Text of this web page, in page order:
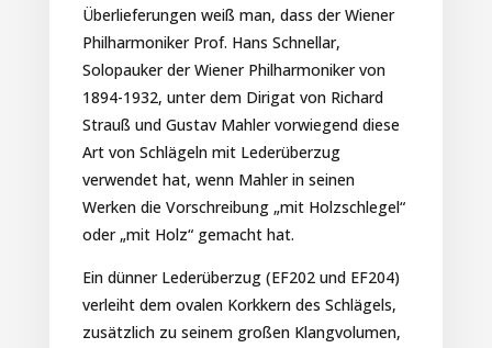
Überlieferungen weiß man, dass der Wiener
Philharmoniker Prof. Hans Schnellar,
Solopauker der Wiener Philharmoniker von
1894-1932, unter dem Dirigat von Richard
Strauß und Gustav Mahler vorwiegend diese
Art von Schlägeln mit Lederüberzug
verwendet hat, wenn Mahler in seinen
Werken die Vorschreibung „mit Holzschlegel“
oder „mit Holz“ gemacht hat.
Ein dünner Lederüberzug (EF202 und EF204)
verleiht dem ovalen Korkkern des Schlägels,
zusätzlich zu seinem großen Klangvolumen,